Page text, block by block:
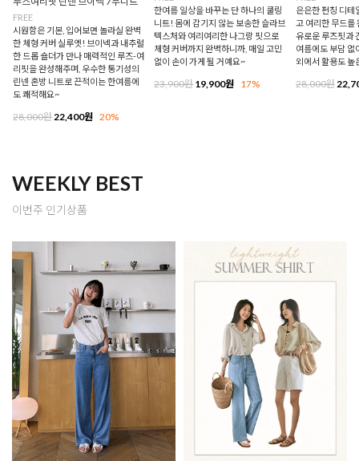
FREE
시원함은 기본, 입어보면 놀라실 완벽
한 체형 커버 실루엣! 브이넥과 내추럴
한 드롭 숄더가 만나 매력적인 루즈-여
리핏을 완성해주며, 우수한 통기성의
린넨 혼방 니트로 끈적이는 한여름에
도 쾌적해요~
28,000원22,400원 20%
한여름 일상을 바꾸는 단 하나의 쿨링
니트! 몸에 감기지 않는 보송한 슬라브
텍스처와 여리여리한 나그랑 핏으로
체형 커버까지 완벽하니까, 매일 고민
없이 손이 가게 될 거예요~
23,900원19,900원 17%
은은한 펀칭 디테
고 여리한 무드를
유로운 루즈핏과
여름에도 부담 없
외에서 활용도 높
28,000원
WEEKLY BEST
이번주 인기상품